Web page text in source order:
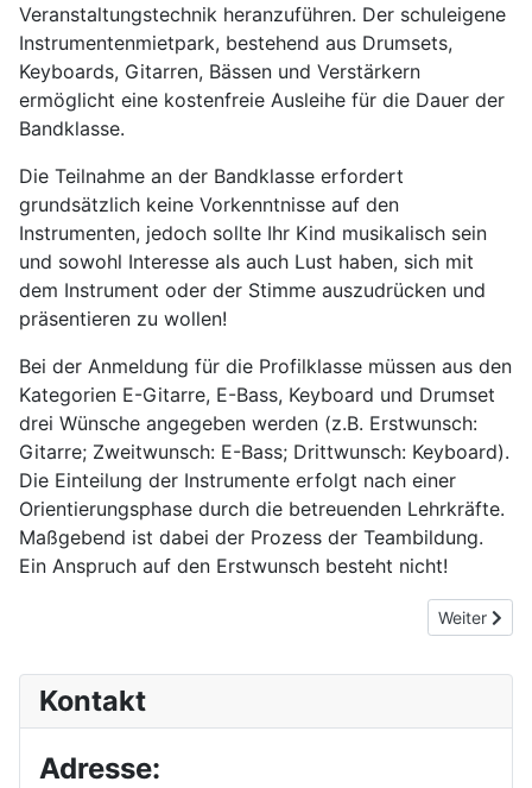
Veranstaltungstechnik heranzuführen. Der schuleigene
Instrumentenmietpark, bestehend aus Drumsets,
Keyboards, Gitarren, Bässen und Verstärkern
ermöglicht eine kostenfreie Ausleihe für die Dauer der
Bandklasse.
Die Teilnahme an der Bandklasse erfordert
grundsätzlich keine Vorkenntnisse auf den
Instrumenten, jedoch sollte Ihr Kind musikalisch sein
und sowohl Interesse als auch Lust haben, sich mit
dem Instrument oder der Stimme auszudrücken und
präsentieren zu wollen!
Bei der Anmeldung für die Profilklasse müssen aus den
Kategorien E-Gitarre, E-Bass, Keyboard und Drumset
drei Wünsche angegeben werden (z.B. Erstwunsch:
Gitarre; Zweitwunsch: E-Bass; Drittwunsch: Keyboard).
Die Einteilung der Instrumente erfolgt nach einer
Orientierungsphase durch die betreuenden Lehrkräfte.
Maßgebend ist dabei der Prozess der Teambildung.
Ein Anspruch auf den Erstwunsch besteht nicht!
Nächster
Weiter
Kontakt
Adresse: